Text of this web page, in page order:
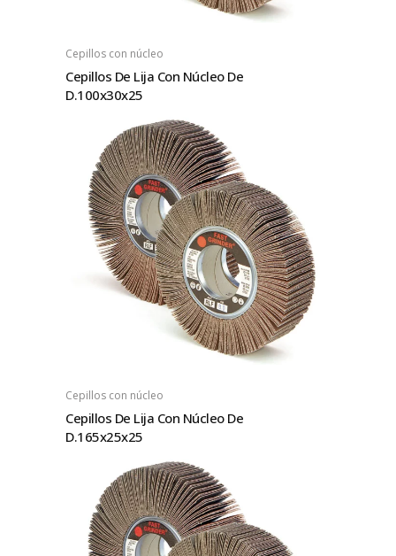
Cepillos con núcleo
Cepillos De Lija Con Núcleo De
D.100x30x25
Cepillos con núcleo
Cepillos De Lija Con Núcleo De
D.165x25x25